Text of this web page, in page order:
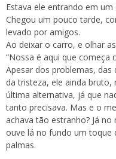
Estava ele entrando em
Chegou um pouco tarde,
levado por amigos.
Ao deixar o carro, e olhar
“Nossa é aqui que começa
Apesar dos problemas,
da tristeza, ele ainda
última alternativa, já que
tanto precisava. Mas e o
achava tão estranho? Já
ouve lá no fundo um
palmas.